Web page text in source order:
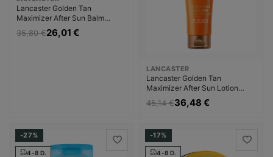
Lancaster Golden Tan
Maximizer After Sun Balm
Priežiūra po saulės Priemonė po
įdegio Moterims
35,80 €26,01 €
LANCASTER
Lancaster Golden Tan
Maximizer After Sun Lotion
Priežiūra po saulės Priemonė po
įdegio Moterims
45,14 €36,48 €
-27%
4-8 D.
-17%
4-8 D.